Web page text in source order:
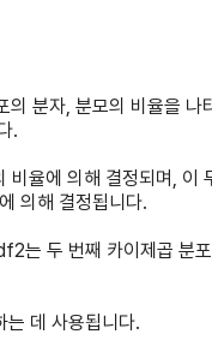
분자, 분모의 비율을 나
.
비율에 의해 결정되며, 이
의해 결정됩니다.
는 두 번째 카이제곱 분
는 데 사용됩니다.